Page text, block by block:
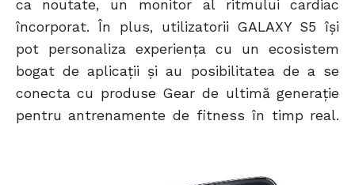
ca noutate, un monitor al ritmului cardiac
încorporat. În plus, utilizatorii GALAXY S5 își
pot personaliza experiența cu un ecosistem
bogat de aplicații și au posibilitatea de a se
conecta cu produse Gear de ultimă generație
pentru antrenamente de fitness în timp real.